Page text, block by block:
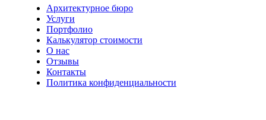
Архитектурное бюро
Услуги
Портфолио
Калькулятор стоимости
О нас
Отзывы
Контакты
Политика конфиденциальности